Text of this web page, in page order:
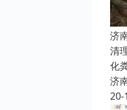
济
清
化
济
20-